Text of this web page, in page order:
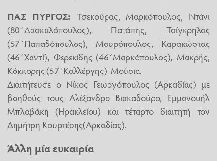
ΠΑΣ ΠΥΡΓΟΣ: Τσεκούρας, Μαρκόπουλος, Ντάνι
(80΄Δασκαλόπουλος), Πατάπης, Τσίγκρηλας
(57΄Παπαδόπουλος), Μαυρόπουλος, Καρακώστας
(46΄Χαντί), Φερεκίδης (46΄Μαρκόπουλος), Μακρής,
Κόκκορης (57΄Καλλέργης), Μούσια.
Διαιτήτευσε ο Νίκος Γεωργόπουλος (Αρκαδίας) με
βοηθούς τους Αλέξανδρο Βισκαδούρο, Εμμανουήλ
Μπλαβάκη (Ηρακλείου) και τέταρτο διαιτητή τον
Δημήτρη Κουρτέσης(Αρκαδίας).
Άλλη μία ευκαιρία